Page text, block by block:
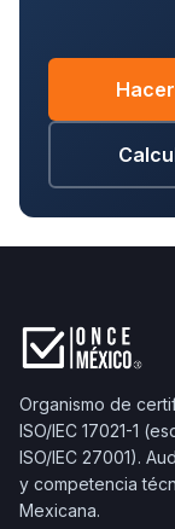
Organismo de
ISO/IEC 17021-1
ISO/IEC 27001).
y competencia
Mexicana.